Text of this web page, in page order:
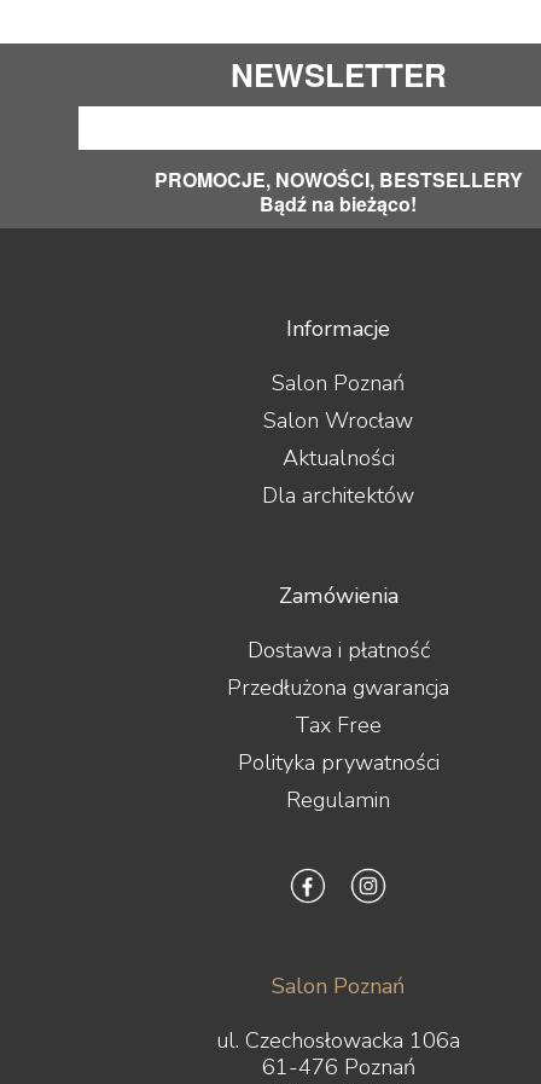
NEWSLETTER
PROMOCJE, NOWOŚCI, BESTSELLERY
Bądź na bieżąco!
Informacje
Salon Poznań
Salon Wrocław
Aktualności
Dla architektów
Zamówienia
Dostawa i płatność
Przedłużona gwarancja
Tax Free
Polityka prywatności
Regulamin
Salon Poznań
ul. Czechosłowacka 106a
61-476 Poznań